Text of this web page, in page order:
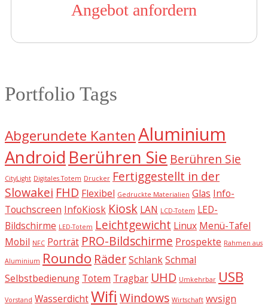
Angebot anfordern
Portfolio Tags
Abgerundete KantenAluminium
Android Berühren Sie Berühren Sie
CityLight Digitales Totem Drucker Fertiggestellt in der
Slowakei FHD Flexibel Gedruckte Materialien Glas Info-
Touchscreen InfoKiosk Kiosk LAN LCD-Totem LED-
Bildschirme LED-Totem Leichtgewicht Linux Menü-Tafel
Mobil NFC Porträt PRO-Bildschirme Prospekte Rahmen aus
Aluminium Roundo RäderSchlankSchmal
Selbstbedienung Totem Tragbar UHD Umkehrbar USB
Vorstand WasserdichtWifi Windows Wirtschaft wvsign